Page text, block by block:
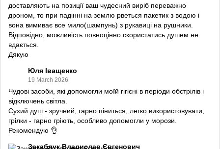
доставляють на позиції ваш чудесний виріб переважно
дроном, то при падінні на землю рветься пакетик з водою і
вона вимиває все мило(шампунь) з рукавиці на рушники.
Відповідно, можливість повноцінно скористатись душем не
вдається.
Дякую
Юля Іващенко
19 March 2026
Чудові засоби, які допомогли моїй гігієні в періоди обстрілів і
відключень світла.
Сухий душ - зручний, гарно піниться, легко використовувати,
грілки - гарно гріють, особливо допомогли у морози.
Рекомендую 👌
Закаблук Владислав Євгенович